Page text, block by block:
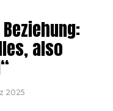
also
2025